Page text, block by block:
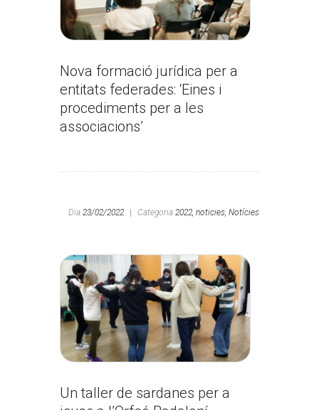
Nova formació jurídica per a
entitats federades: ‘Eines i
procediments per a les
associacions’
Dia 23/02/2022 Categoria 2022, noticies, Notícies
Un taller de sardanes per a